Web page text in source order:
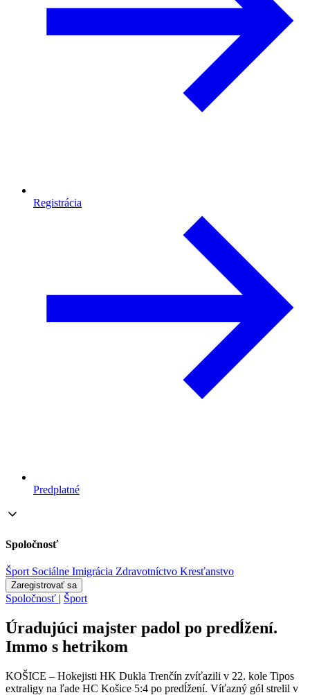
Registrácia
Predplatné
Spoločnosť
Šport Sociálne Imigrácia Zdravotníctvo Kresťanstvo
Zaregistrovať sa
Spoločnosť | Šport
Úradujúci majster padol po predĺžení.
Immo s hetrikom
KOŠICE – Hokejisti HK Dukla Trenčín zvíťazili v 22. kole Tipos
extraligy na ľade HC Košice 5:4 po predĺžení. Víťazný gól strelil v